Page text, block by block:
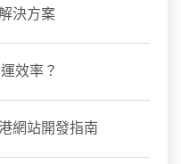
決方案
效率？
網站開發指南